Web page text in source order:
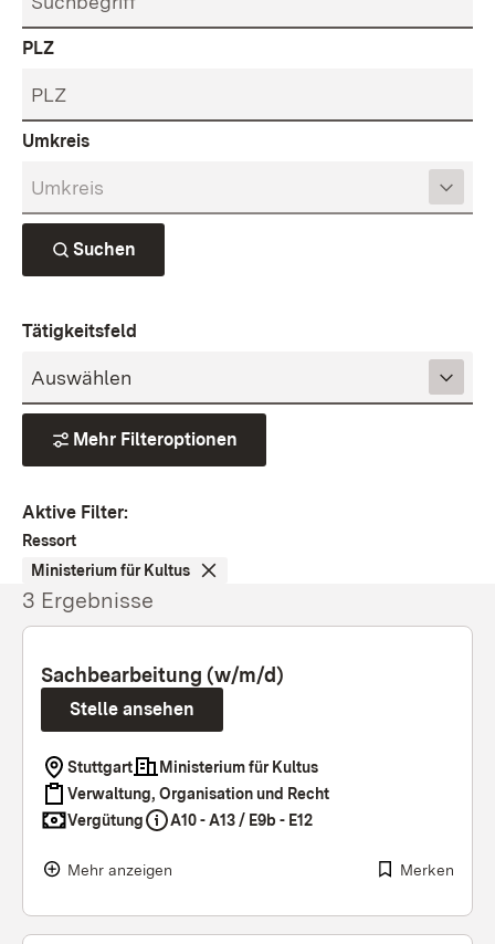
PLZ
Umkreis
Suchen
Tätigkeitsfeld
Mehr Filteroptionen
Aktive Filter:
Ressort
Ministerium für Kultus
3 Ergebnisse
Sachbearbeitung (w/m/d)
Stelle ansehen
Stuttgart
Ministerium für Kultus
Verwaltung, Organisation und Recht
Vergütung
A10 - A13 / E9b - E12
Mehr anzeigen Merken